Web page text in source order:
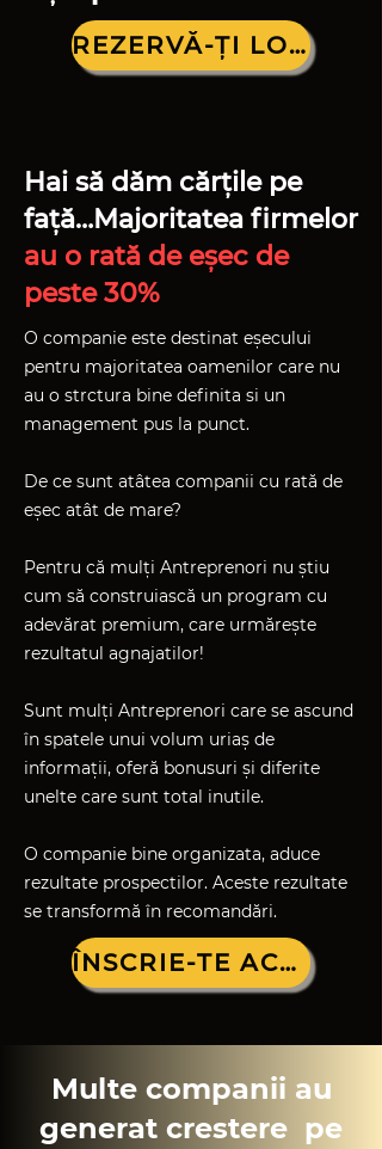
REZERVĂ-ȚI LOCUL!
Hai să dăm cărțile pe
față…Majoritatea firmelor
au o rată de eșec de
peste 30%
O companie este destinat eșecului
pentru majoritatea oamenilor care nu
au o strctura bine definita si un
management pus la punct.
De ce sunt atâtea companii cu rată de
eșec atât de mare?
Pentru că mulți Antreprenori nu știu
cum să construiască un program cu
adevărat premium, care urmărește
rezultatul agnajatilor!
Sunt mulți Antreprenori care se ascund
în spatele unui volum uriaș de
informații, oferă bonusuri și diferite
unelte care sunt total inutile.
O companie bine organizata, aduce
rezultate prospectilor. Aceste rezultate
se transformă în recomandări.
ÎNSCRIE-TE ACUM!
Multe companii au
generat crestere pe